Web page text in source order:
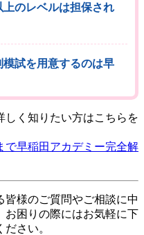
のレベルは担保され
試を用意するのは早
しく知りたい方はこちらを
で早稲田アカデミー完全解
様のご質問やご相談に中
お困りの際にはお気軽に下
さい。